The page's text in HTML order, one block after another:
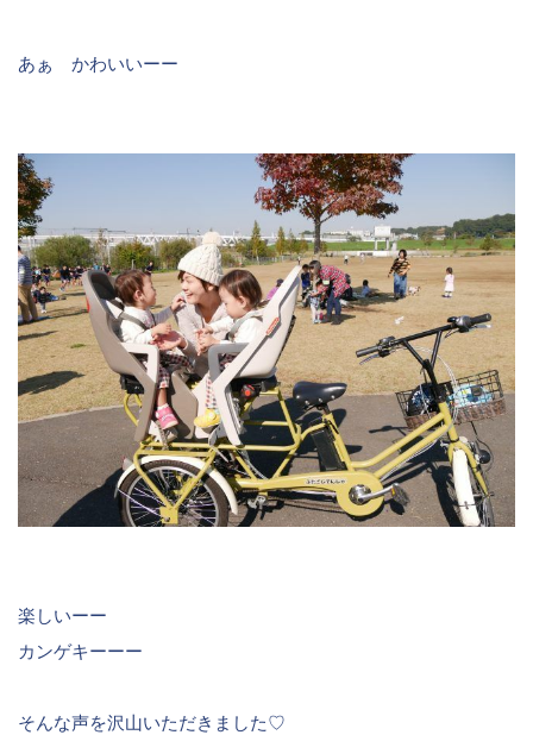
あぁ かわいいーー
楽しいーー
カンゲキーーー
そんな声を沢山いただきました♡